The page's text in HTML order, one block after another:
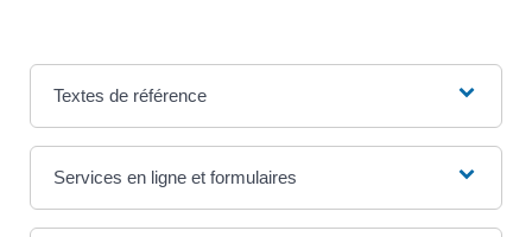
Textes de référence
Services en ligne et formulaires